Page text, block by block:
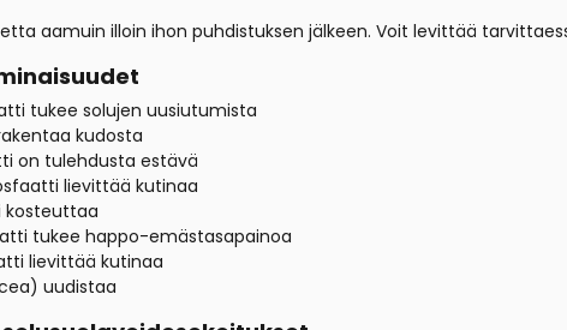
aamuin illoin ihon puhdistuksen jälkeen. Voit levittää
tukee solujen uusiutumista
kudosta
on tulehdusta estävä
lievittää kutinaa
kosteuttaa
tukee happo-emästasapainoa
lievittää kutinaa
uudistaa